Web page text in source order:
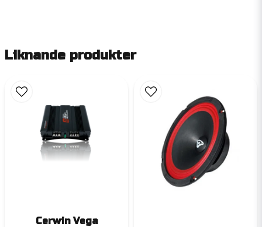
Liknande produkter
Cerwin Vega